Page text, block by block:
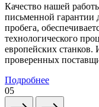
Качество нашей
письменной гарантии
пробега,
технологического
европейских станков.
проверенных
Подробнее
05